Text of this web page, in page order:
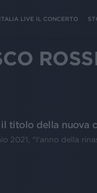
LIVE IL CONCERTO
il titolo della nuova
2021, "l'anno della